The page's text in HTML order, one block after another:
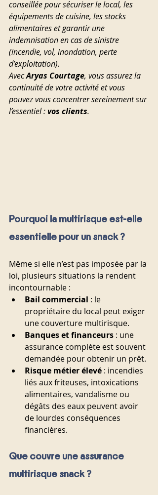
conseillée pour sécuriser le local, les
équipements de cuisine, les stocks
alimentaires et garantir une
indemnisation en cas de sinistre
(incendie, vol, inondation, perte
d’exploitation).
Avec Aryas Courtage, vous assurez la
continuité de votre activité et vous
pouvez vous concentrer sereinement sur
l’essentiel : vos clients.
Pourquoi la multirisque est-elle
essentielle pour un snack ?
Même si elle n’est pas imposée par la
loi, plusieurs situations la rendent
incontournable :
Bail commercial : le
propriétaire du local peut exiger
une couverture multirisque.
Banques et financeurs : une
assurance complète est souvent
demandée pour obtenir un prêt.
Risque métier élevé : incendies
liés aux friteuses, intoxications
alimentaires, vandalisme ou
dégâts des eaux peuvent avoir
de lourdes conséquences
financières.
Que couvre une assurance
multirisque snack ?